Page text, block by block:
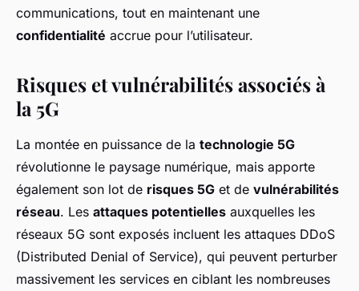
communications, tout en maintenant une
confidentialité accrue pour l’utilisateur.
Risques et vulnérabilités associés à
la 5G
La montée en puissance de la technologie 5G
révolutionne le paysage numérique, mais apporte
également son lot de risques 5G et de vulnérabilités
réseau. Les attaques potentielles auxquelles les
réseaux 5G sont exposés incluent les attaques DDoS
(Distributed Denial of Service), qui peuvent perturber
massivement les services en ciblant les nombreuses